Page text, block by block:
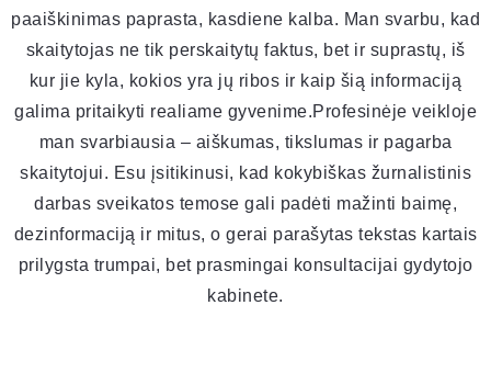
paaiškinimas paprasta, kasdiene kalba. Man svarbu, kad
skaitytojas ne tik perskaitytų faktus, bet ir suprastų, iš
kur jie kyla, kokios yra jų ribos ir kaip šią informaciją
galima pritaikyti realiame gyvenime.Profesinėje veikloje
man svarbiausia – aiškumas, tikslumas ir pagarba
skaitytojui. Esu įsitikinusi, kad kokybiškas žurnalistinis
darbas sveikatos temose gali padėti mažinti baimę,
dezinformaciją ir mitus, o gerai parašytas tekstas kartais
prilygsta trumpai, bet prasmingai konsultacijai gydytojo
kabinete.